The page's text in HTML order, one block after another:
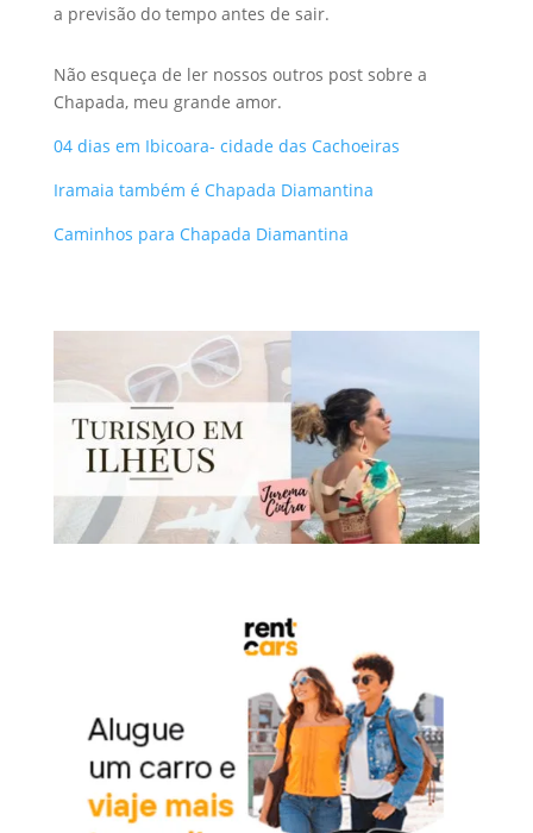
a previsão do tempo antes de sair.
Não esqueça de ler nossos outros post sobre a
Chapada, meu grande amor.
04 dias em Ibicoara- cidade das Cachoeiras
Iramaia também é Chapada Diamantina
Caminhos para Chapada Diamantina